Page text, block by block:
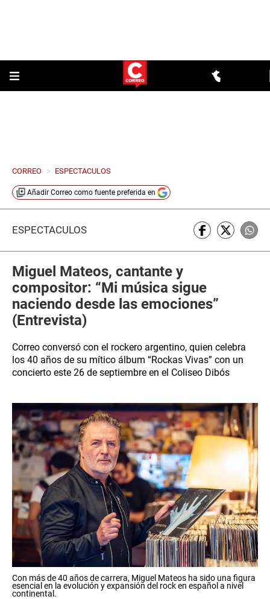
CORREO > ESPECTACULOS
Añadir Correo como fuente preferida en
ESPECTÁCULOS
Miguel Mateos, cantante y
compositor: “Mi música sigue
naciendo desde las emociones”
(Entrevista)
Correo conversó con el rockero argentino, quien celebra
los 40 años de su mítico álbum “Rockas Vivas” con un
concierto este 26 de septiembre en el Coliseo Dibós
Con más de 40 años de carrera, Miguel Mateos ha sido una figura
esencial en la evolución y expansión del rock en español a nivel
continental.